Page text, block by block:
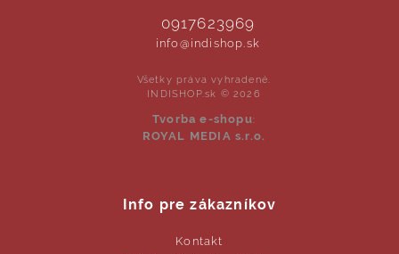
0917623969
info@indishop.sk
Všetky práva vyhradené.
INDISHOP.sk © 2026
Tvorba e-shopu:
ROYAL MEDIA s.r.o.
Info pre zákazníkov
Kontakt